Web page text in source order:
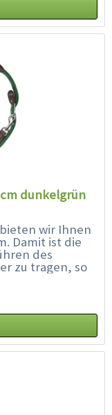
dunkelgrün
wir Ihnen
Damit ist die
des
zu tragen, so
besteht aus...